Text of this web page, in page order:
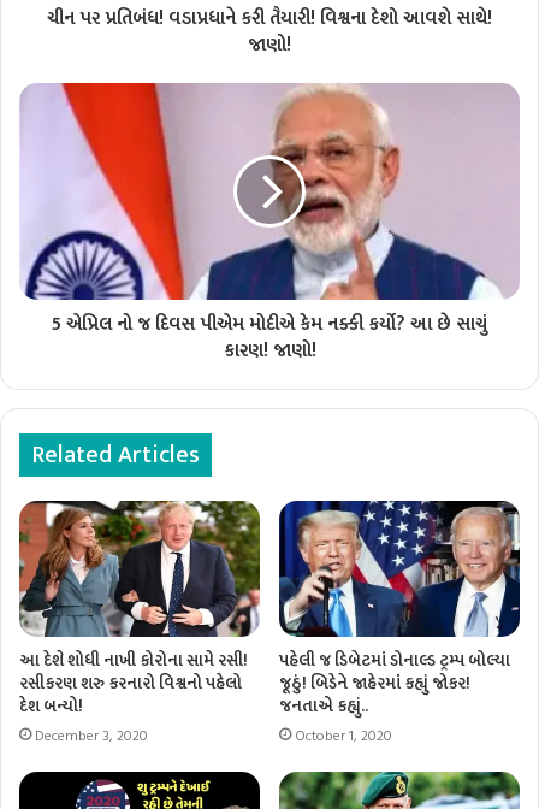
ચીન પર પ્રતિબંધ! વડાપ્રધાને કરી તૈયારી! વિશ્વના દેશો આવશે સાથે!
જાણો!
5 એપ્રિલ નો જ દિવસ પીએમ મોદીએ કેમ નક્કી કર્યો? આ છે સાચું
કારણ! જાણો!
Related Articles
આ દેશે શોધી નાખી કોરોના સામે રસી!
રસીકરણ શરુ કરનારો વિશ્વનો પહેલો
દેશ બન્યો!
December 3, 2020
પહેલી જ ડિબેટમાં ડોનાલ્ડ ટ્રમ્પ બોલ્યા
જૂઠું! બિડેને જાહેરમાં કહ્યું જોકર!
જનતાએ કહ્યું..
October 1, 2020